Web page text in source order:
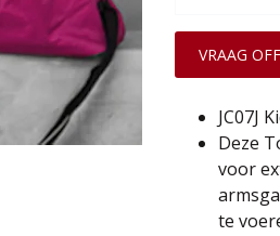
VRAAG
JC07J
Deze
voor
te